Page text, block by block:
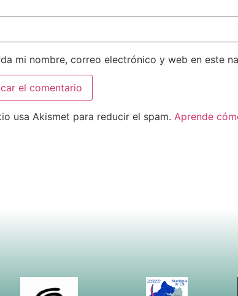
mi nombre, correo electrónico y web en este
usa Akismet para reducir el spam. Aprende